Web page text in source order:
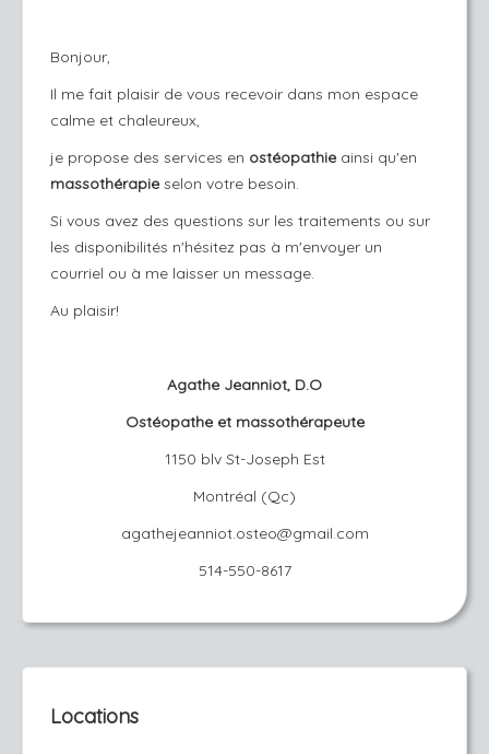
Bonjour,
Il me fait plaisir de vous recevoir dans mon espace
calme et chaleureux,
je propose des services en ostéopathie ainsi qu'en
massothérapie selon votre besoin.
Si vous avez des questions sur les traitements ou sur
les disponibilités n'hésitez pas à m'envoyer un
courriel ou à me laisser un message.
Au plaisir!
Agathe Jeanniot, D.O
Ostéopathe et massothérapeute
1150 blv St-Joseph Est
Montréal (Qc)
agathejeanniot.osteo@gmail.com
514-550-8617
Locations